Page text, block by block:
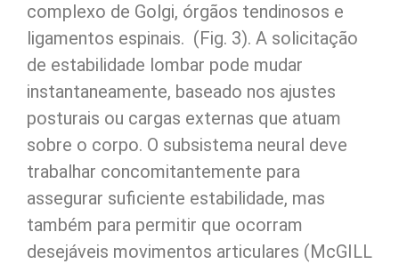
complexo de Golgi, órgãos tendinosos e
ligamentos espinais. (Fig. 3). A solicitação
de estabilidade lombar pode mudar
instantaneamente, baseado nos ajustes
posturais ou cargas externas que atuam
sobre o corpo. O subsistema neural deve
trabalhar concomitantemente para
assegurar suficiente estabilidade, mas
também para permitir que ocorram
desejáveis movimentos articulares (McGILL